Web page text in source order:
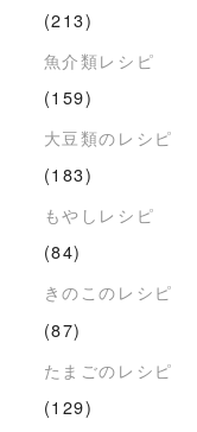
(213)
魚介類レシピ
(159)
大豆類のレシピ
(183)
もやしレシピ
(84)
きのこのレシピ
(87)
たまごのレシピ
(129)